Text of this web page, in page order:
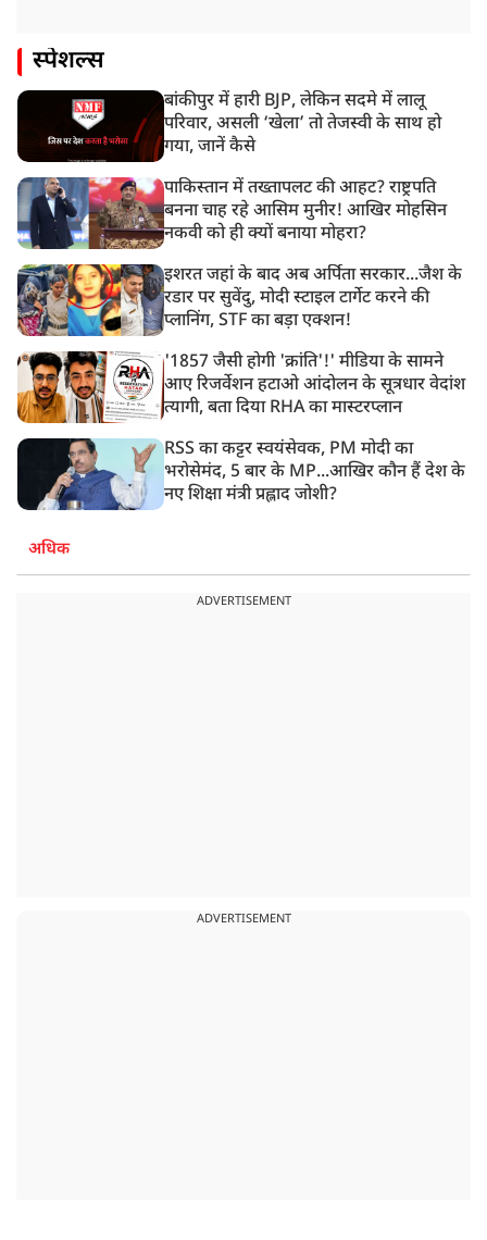
स्पेशल्स
बांकीपुर में हारी BJP, लेकिन सदमे में लालू
परिवार, असली ‘खेला’ तो तेजस्वी के साथ हो
गया, जानें कैसे
पाकिस्तान में तख्तापलट की आहट? राष्ट्रपति
बनना चाह रहे आसिम मुनीर! आखिर मोहसिन
नकवी को ही क्यों बनाया मोहरा?
इशरत जहां के बाद अब अर्पिता सरकार...जैश के
रडार पर सुवेंदु, मोदी स्टाइल टार्गेट करने की
प्लानिंग, STF का बड़ा एक्शन!
'1857 जैसी होगी 'क्रांति'!' मीडिया के सामने
आए रिजर्वेशन हटाओ आंदोलन के सूत्रधार वेदांश
त्यागी, बता दिया RHA का मास्टरप्लान
RSS का कट्टर स्वयंसेवक, PM मोदी का
भरोसेमंद, 5 बार के MP...आखिर कौन हैं देश के
नए शिक्षा मंत्री प्रह्लाद जोशी?
अधिक
ADVERTISEMENT
ADVERTISEMENT